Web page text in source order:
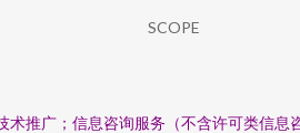
SCOPE
推广；信息咨询服务（不含许可类信